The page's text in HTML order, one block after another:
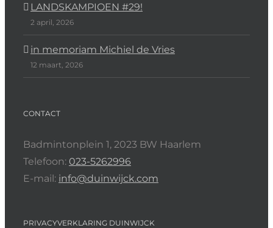
LANDSKAMPIOEN #29!
2 april, 2026
in memoriam Michiel de Vries
12 maart, 2026
CONTACT
Badmintonplein 1, 2023 BW Haarlem
Telefoon: 023-5262996
E-mail: info@duinwijck.com
PRIVACYVERKLARING DUINWIJCK